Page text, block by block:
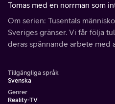
Tomas med en norrman som
Om serien: Tusentals
Sveriges gränser. Vi får följa
deras spännande arbete med
Tillgängliga språk
Svenska
Genrer
Reality-TV